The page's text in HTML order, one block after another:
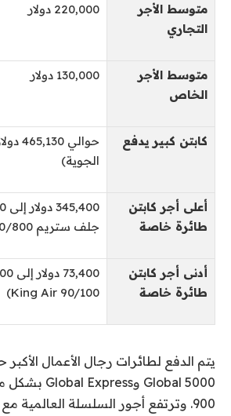
متوسط ​​الأجر
التجاري
220,000 دولار
متوسط ​​الأجر
الخاص
130,000 دولار
كابتن كبير يدفع
الجوية)
أعلى أجر كابتن
طائرة خاصة
جلف ستريم 700/800)
أدنى أجر كابتن
طائرة خاصة
King Air 90/100)
يتم الدفع لطائرات رجال الأعمال